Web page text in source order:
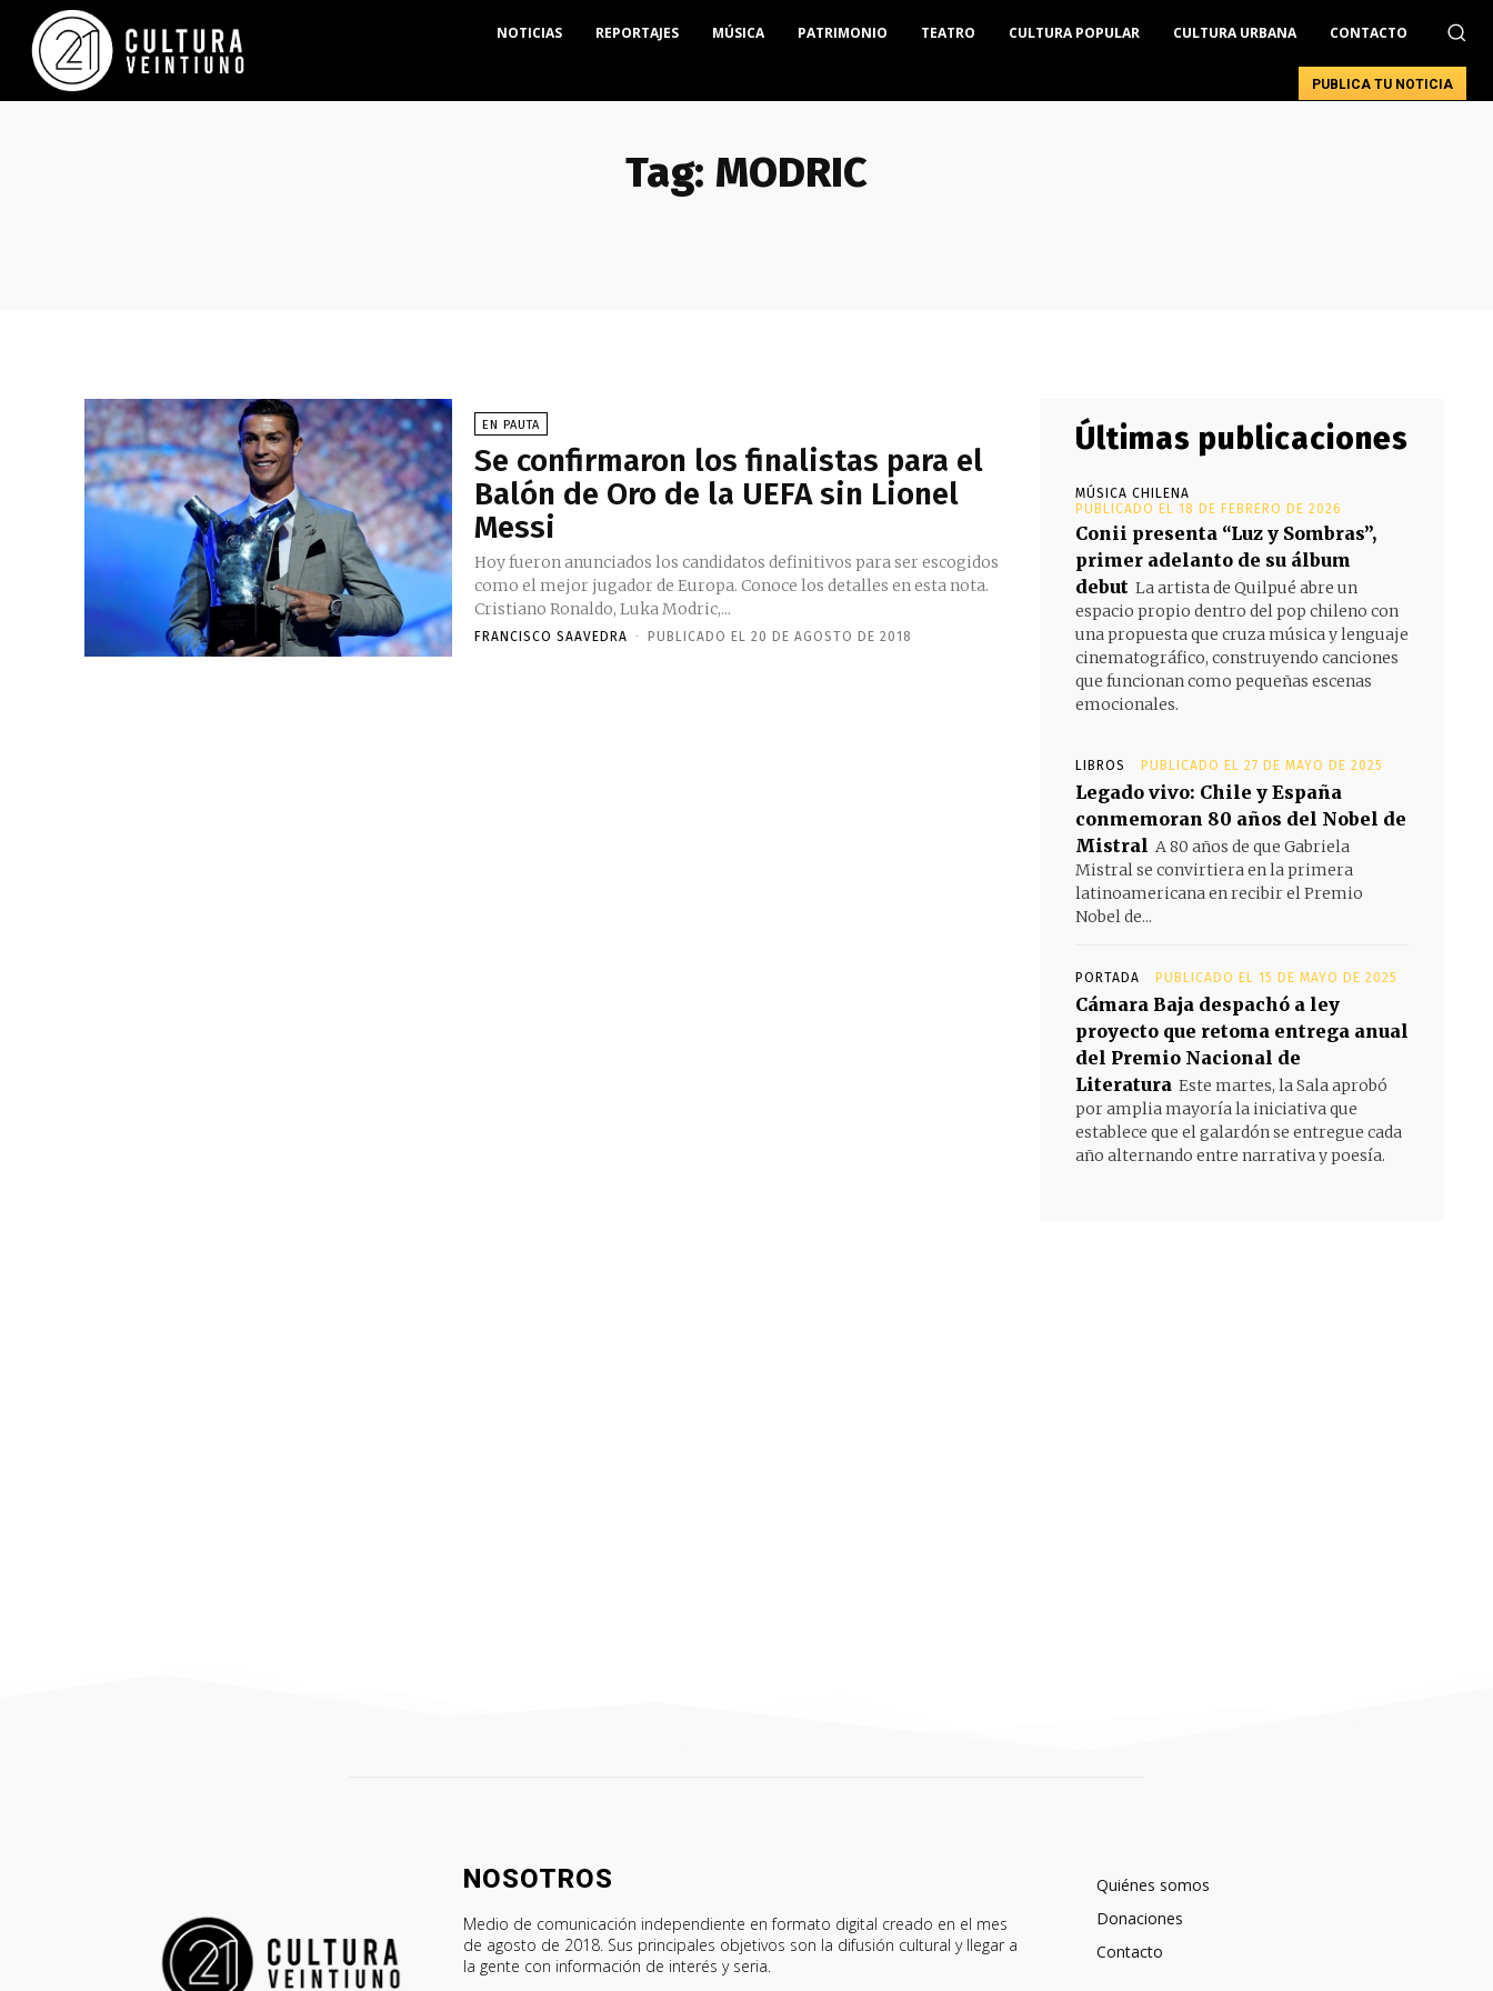
NOTICIAS REPORTAJES MÚSICA PATRIMONIO TEATRO CULTURA POPULAR CULTURA URBANA CONTACTO
PUBLICA TU NOTICIA
Tag: MODRIC
EN PAUTA
Se confirmaron los finalistas para el
Balón de Oro de la UEFA sin Lionel
Messi
Hoy fueron anunciados los candidatos definitivos para ser escogidos
como el mejor jugador de Europa. Conoce los detalles en esta nota.
Cristiano Ronaldo, Luka Modric,...
FRANCISCO SAAVEDRA - PUBLICADO EL 20 DE AGOSTO DE 2018
Últimas publicaciones
MÚSICA CHILENA
PUBLICADO EL 18 DE FEBRERO DE 2026
Conii presenta “Luz y Sombras”,
primer adelanto de su álbum
debut La artista de Quilpué abre un
espacio propio dentro del pop chileno con
una propuesta que cruza música y lenguaje
cinematográfico, construyendo canciones
que funcionan como pequeñas escenas
emocionales.
LIBROS PUBLICADO EL 27 DE MAYO DE 2025
Legado vivo: Chile y España
conmemoran 80 años del Nobel de
Mistral A 80 años de que Gabriela
Mistral se convirtiera en la primera
latinoamericana en recibir el Premio
Nobel de...
PORTADA PUBLICADO EL 15 DE MAYO DE 2025
Cámara Baja despachó a ley
proyecto que retoma entrega anual
del Premio Nacional de
Literatura Este martes, la Sala aprobó
por amplia mayoría la iniciativa que
establece que el galardón se entregue cada
año alternando entre narrativa y poesía.
NOSOTROS
Medio de comunicación independiente en formato digital creado en el mes
de agosto de 2018. Sus principales objetivos son la difusión cultural y llegar a
la gente con información de interés y seria.
Quiénes somos
Donaciones
Contacto